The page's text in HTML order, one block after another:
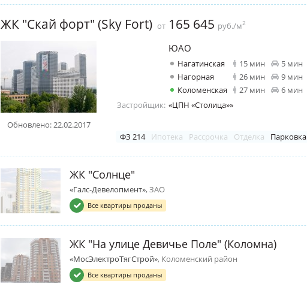
ЖК "Скай форт" (Sky Fort) от 165 645 руб./м2
Обновлено: 22.02.2017
ЮАО
Нагатинская 15 мин
5 мин
Нагорная
26 мин
9 мин
Коломенская
27 мин
6 мин
Застройщик: «ЦПН «Столица»»
ФЗ 214 Ипотека Рассрочка Отделка Парковка
ЖК "Солнце"
«Галс-Девелопмент», ЗАО
Все квартиры проданы
ЖК "На улице Девичье Поле" (Коломна)
«МосЭлектроТягСтрой», Коломенский район
Все квартиры проданы